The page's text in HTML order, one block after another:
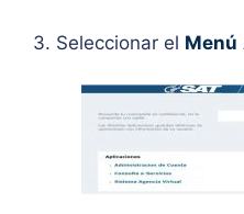
3. Seleccionar el Menú